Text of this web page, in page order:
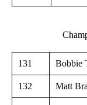
131 Bobbie
132 Matt